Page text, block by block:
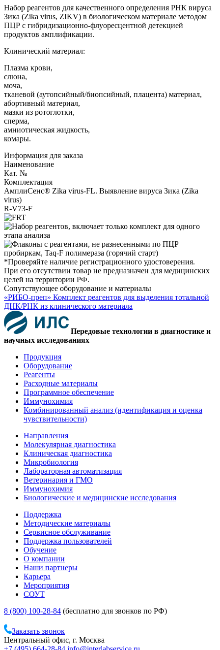
Набор реагентов для качественного определения РНК вируса
Зика (Zika virus, ZIKV) в биологическом материале методом
ПЦР с гибридизационно-флуоресцентной детекцией
продуктов амплификации.
Клинический материал:
Плазма крови,
слюна,
моча,
тканевой (аутопсийный/биопсийный, плацента) материал,
абортивный материал,
мазки из ротоглотки,
сперма,
амниотическая жидкость,
комары.
Информация для заказа
Наименование
Кат. №
Комплектация
АмплиСенс® Zika virus-FL. Выявление вируса Зика (Zika
virus)
R-V73-F
*Проверяйте наличие регистрационного удостоверения.
При его отсутствии товар не предназначен для медицинских
целей на территории РФ.
Сопутствующее оборудование и материалы
«РИБО-преп» Комплект реагентов для выделения тотальной
ДНК/РНК из клинического материала
Передовые технологии в диагностике и
научных исследованиях
Продукция
Оборудование
Реагенты
Расходные материалы
Программное обеспечение
Иммунохимия
Комбинированный анализ (идентификация и оценка
чувствительности)
Направления
Молекулярная диагностика
Клиническая диагностика
Микробиология
Лабораторная автоматизация
Ветеринария и ГМО
Иммунохимия
Биологические и медицинские исследования
Поддержка
Методические материалы
Сервисное обслуживание
Поддержка пользователей
Обучение
О компании
Наши партнеры
Карьера
Мероприятия
СОУТ
8 (800) 100-28-84 (бесплатно для звонков по РФ)
Заказать звонок
Центральный офис, г. Москва